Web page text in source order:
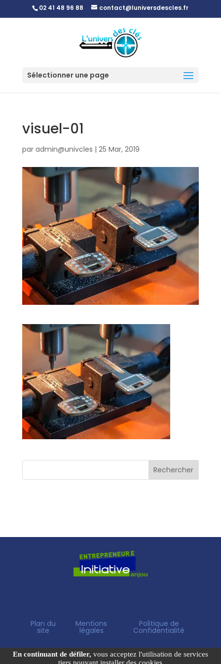
En continuant de défiler, vous acceptez l'utilisation de services
02 41 48 96 88 contact@luniversdescles.fr
Sélectionner une page
visuel-01
par admin@univcles | 25 Mar, 2019
Plan du
site
Mentions
légales
Politique de
Confidentialité